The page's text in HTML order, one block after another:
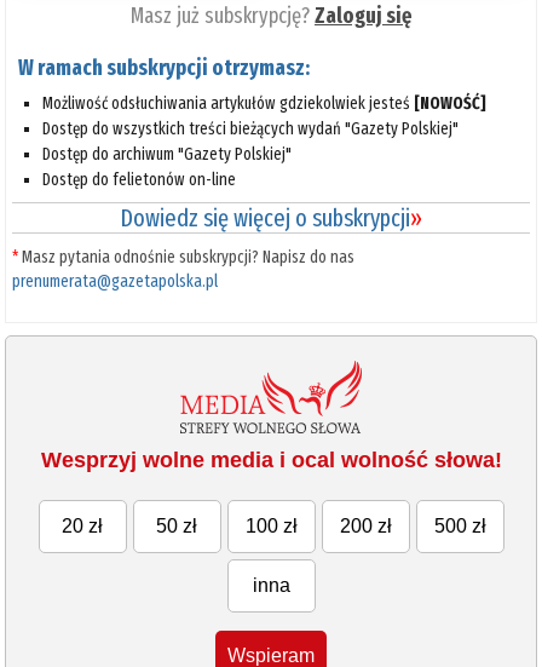
Masz już subskrypcję?Zaloguj się
W ramach subskrypcji otrzymasz:
Możliwość odsłuchiwania artykułów gdziekolwiek jesteś [NOWOŚĆ]
Dostęp do wszystkich treści bieżących wydań "Gazety Polskiej"
Dostęp do archiwum "Gazety Polskiej"
Dostęp do felietonów on-line
Dowiedz się więcej o subskrypcji»
*Masz pytania odnośnie subskrypcji? Napisz do nas
prenumerata@gazetapolska.pl
Wesprzyj wolne media i ocal wolność słowa!
20 zł 50 zł 100 zł 200 zł 500 zł
inna
Wspieram